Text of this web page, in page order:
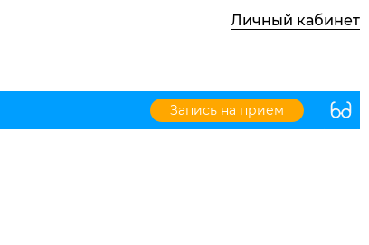
Личный кабинет
Запись на прием